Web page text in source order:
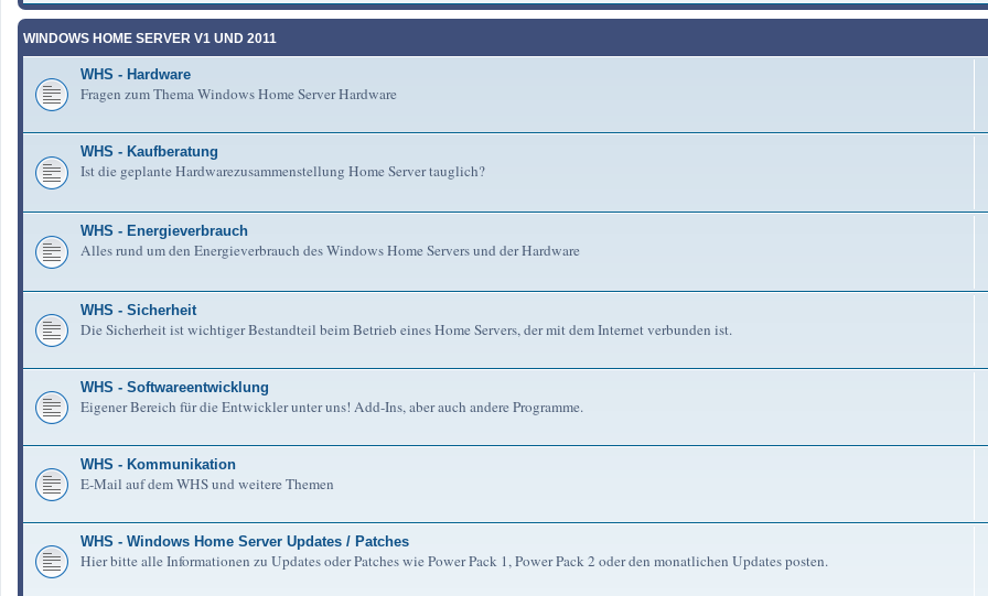
WINDOWS HOME SERVER V1 UND 2011
WHS - Hardware
Fragen zum Thema Windows Home Server Hardware
WHS - Kaufberatung
Ist die geplante Hardwarezusammenstellung Home Server tauglich?
WHS - Energieverbrauch
Alles rund um den Energieverbrauch des Windows Home Servers und der Hardware
WHS - Sicherheit
Die Sicherheit ist wichtiger Bestandteil beim Betrieb eines Home Servers, der mit dem Internet verbunden ist.
WHS - Softwareentwicklung
Eigener Bereich für die Entwickler unter uns! Add-Ins, aber auch andere Programme.
WHS - Kommunikation
E-Mail auf dem WHS und weitere Themen
WHS - Windows Home Server Updates / Patches
Hier bitte alle Informationen zu Updates oder Patches wie Power Pack 1, Power Pack 2 oder den monatlichen Updates posten.